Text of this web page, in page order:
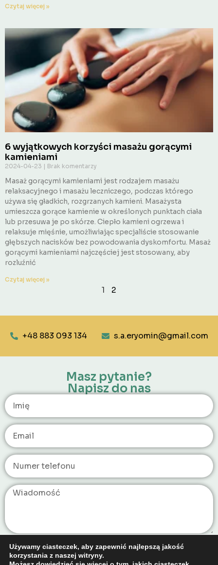
Czytaj więcej »
6 wyjątkowych korzyści masażu gorącymi
kamieniami
2024-04-23 Brak komentarzy
Masaż gorącymi kamieniami jest rodzajem masażu
relaksacyjnego i masażu leczniczego, podczas którego
używa się gładkich, rozgrzanych kamieni. Masażysta
umieszcza gorące kamienie w określonych punktach ciała
lub przesuwa je po skórze. Ciepło kamieni ogrzewa i
relaksuje mięśnie, umożliwiając specjaliście stosowanie
głębszych nacisków bez powodowania dyskomfortu. Masaż
gorącymi kamieniami najczęściej jest stosowany, aby
rozluźnić
Czytaj więcej »
1 2
+48 883 093 134 s.a.eryomin@gmail.com
Masz pytanie?
Napisz do nas
Wyślij
Używamy ciasteczek, aby zapewnić najlepszą jakość
korzystania z naszej witryny.